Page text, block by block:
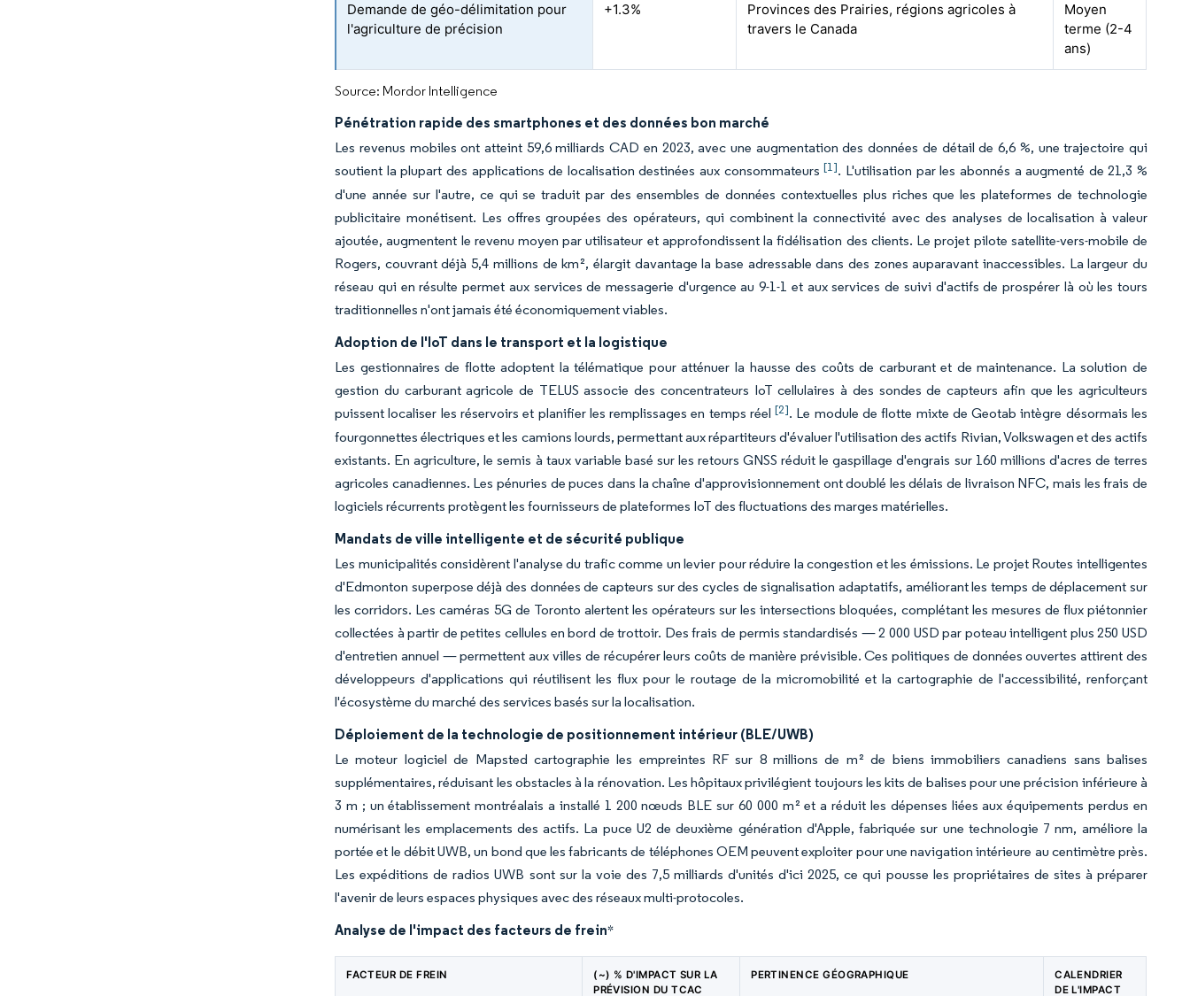
Demande de géo-délimitation pour
l'agriculture de précision
+1.3%
Provinces des Prairies, régions agricoles à
travers le Canada
Moyen
terme (2-4
ans)
Source: Mordor Intelligence
Pénétration rapide des smartphones et des données bon marché
Les revenus mobiles ont atteint 59,6 milliards CAD en 2023, avec une augmentation des données de détail de 6,6 %, une trajectoire qui
soutient la plupart des applications de localisation destinées aux consommateurs[1]. L'utilisation par les abonnés a augmenté de 21,3 %
d'une année sur l'autre, ce qui se traduit par des ensembles de données contextuelles plus riches que les plateformes de technologie
publicitaire monétisent. Les offres groupées des opérateurs, qui combinent la connectivité avec des analyses de localisation à valeur
ajoutée, augmentent le revenu moyen par utilisateur et approfondissent la fidélisation des clients. Le projet pilote satellite-vers-mobile de
Rogers, couvrant déjà 5,4 millions de km², élargit davantage la base adressable dans des zones auparavant inaccessibles. La largeur du
réseau qui en résulte permet aux services de messagerie d'urgence au 9-1-1 et aux services de suivi d'actifs de prospérer là où les tours
traditionnelles n'ont jamais été économiquement viables.
Adoption de l'IoT dans le transport et la logistique
Les gestionnaires de flotte adoptent la télématique pour atténuer la hausse des coûts de carburant et de maintenance. La solution de
gestion du carburant agricole de TELUS associe des concentrateurs IoT cellulaires à des sondes de capteurs afin que les agriculteurs
puissent localiser les réservoirs et planifier les remplissages en temps réel[2]. Le module de flotte mixte de Geotab intègre désormais les
fourgonnettes électriques et les camions lourds, permettant aux répartiteurs d'évaluer l'utilisation des actifs Rivian, Volkswagen et des actifs
existants. En agriculture, le semis à taux variable basé sur les retours GNSS réduit le gaspillage d'engrais sur 160 millions d'acres de terres
agricoles canadiennes. Les pénuries de puces dans la chaîne d'approvisionnement ont doublé les délais de livraison NFC, mais les frais de
logiciels récurrents protègent les fournisseurs de plateformes IoT des fluctuations des marges matérielles.
Mandats de ville intelligente et de sécurité publique
Les municipalités considèrent l'analyse du trafic comme un levier pour réduire la congestion et les émissions. Le projet Routes intelligentes
d'Edmonton superpose déjà des données de capteurs sur des cycles de signalisation adaptatifs, améliorant les temps de déplacement sur
les corridors. Les caméras 5G de Toronto alertent les opérateurs sur les intersections bloquées, complétant les mesures de flux piétonnier
collectées à partir de petites cellules en bord de trottoir. Des frais de permis standardisés — 2 000 USD par poteau intelligent plus 250 USD
d'entretien annuel — permettent aux villes de récupérer leurs coûts de manière prévisible. Ces politiques de données ouvertes attirent des
développeurs d'applications qui réutilisent les flux pour le routage de la micromobilité et la cartographie de l'accessibilité, renforçant
l'écosystème du marché des services basés sur la localisation.
Déploiement de la technologie de positionnement intérieur (BLE/UWB)
Le moteur logiciel de Mapsted cartographie les empreintes RF sur 8 millions de m² de biens immobiliers canadiens sans balises
supplémentaires, réduisant les obstacles à la rénovation. Les hôpitaux privilégient toujours les kits de balises pour une précision inférieure à
3 m ; un établissement montréalais a installé 1 200 nœuds BLE sur 60 000 m² et a réduit les dépenses liées aux équipements perdus en
numérisant les emplacements des actifs. La puce U2 de deuxième génération d'Apple, fabriquée sur une technologie 7 nm, améliore la
portée et le débit UWB, un bond que les fabricants de téléphones OEM peuvent exploiter pour une navigation intérieure au centimètre près.
Les expéditions de radios UWB sont sur la voie des 7,5 milliards d'unités d'ici 2025, ce qui pousse les propriétaires de sites à préparer
l'avenir de leurs espaces physiques avec des réseaux multi-protocoles.
Analyse de l'impact des facteurs de frein*
FACTEUR DE FREIN
(~) % D'IMPACT SUR LA
PRÉVISION DU TCAC
PERTINENCE GÉOGRAPHIQUE
CALENDRIER
DE L'IMPACT